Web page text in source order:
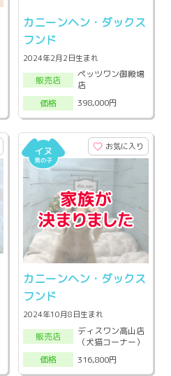
カニーンヘン・ダックス
フンド
2024年2月2日生まれ
販売店
ペッツワン御殿場
店
価格
398,000円
お気に入り
カニーンヘン・ダックス
フンド
2024年10月8日生まれ
販売店
ディスワン高山店
（犬猫コーナー）
価格
316,800円